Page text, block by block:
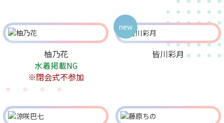
柚乃花
水着掲載NG
※閉会式不参加
皆川彩月
new